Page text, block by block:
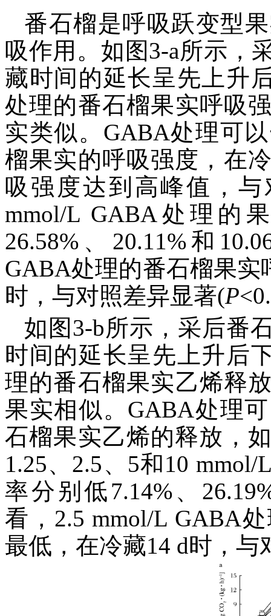
番石榴是呼吸跃变型
吸作用。如图3-a所示，
藏时间的延长呈先上升
处理的番石榴果实呼吸
实类似。GABA处理可
榴果实的呼吸强度，在
吸强度达到高峰值，与
mmol/L GABA处理的
26.58%、20.11%和
GABA处理的番石榴果实
时，与对照差异显著(P
如图3-b所示，采后番
时间的延长呈先上升后
理的番石榴果实乙烯释
果实相似。GABA处理
石榴果实乙烯的释放，
1.25、2.5、5和10
率分别低7.14%、
看，2.5 mmol/L GABA
最低，在冷藏14 d时，与